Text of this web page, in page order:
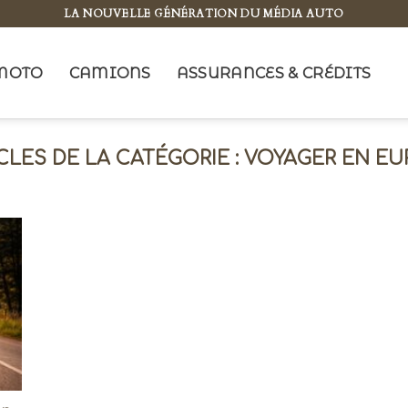
LA NOUVELLE GÉNÉRATION DU MÉDIA AUTO
CAMIONS ASSURANCES & CRÉDITS
VOYAGER EN